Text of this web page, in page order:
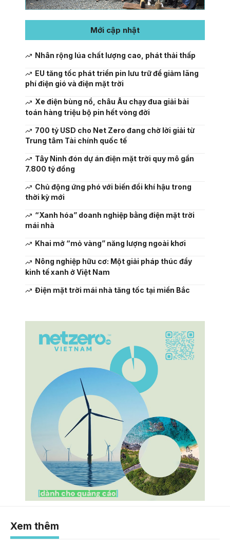
Mới cập nhật
Nhân rộng lúa chất lượng cao, phát thải thấp
EU tăng tốc phát triển pin lưu trữ để giảm lãng
phí điện gió và điện mặt trời
Xe điện bùng nổ, châu Âu chạy đua giải bài
toán hàng triệu bộ pin hết vòng đời
700 tỷ USD cho Net Zero đang chờ lời giải từ
Trung tâm Tài chính quốc tế
Tây Ninh đón dự án điện mặt trời quy mô gần
7.800 tỷ đồng
Chủ động ứng phó với biến đổi khí hậu trong
thời kỳ mới
“Xanh hóa” doanh nghiệp bằng điện mặt trời
mái nhà
Khai mở “mỏ vàng” năng lượng ngoài khơi
Nông nghiệp hữu cơ: Một giải pháp thúc đẩy
kinh tế xanh ở Việt Nam
Điện mặt trời mái nhà tăng tốc tại miền Bắc
Xem thêm